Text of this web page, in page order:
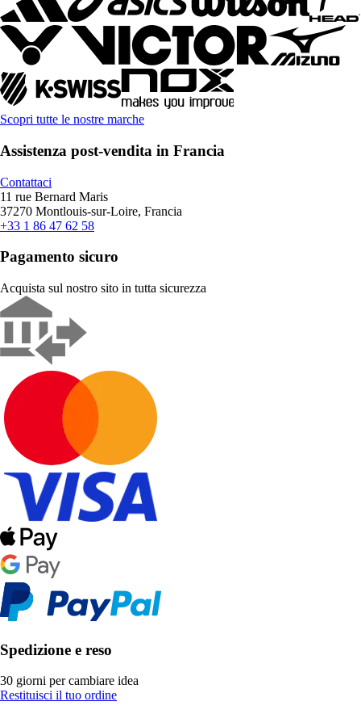
Scopri tutte le nostre marche
Assistenza post-vendita in Francia
Contattaci
11 rue Bernard Maris
37270 Montlouis-sur-Loire, Francia
+33 1 86 47 62 58
Pagamento sicuro
Acquista sul nostro sito in tutta sicurezza
Spedizione e reso
30 giorni per cambiare idea
Restituisci il tuo ordine